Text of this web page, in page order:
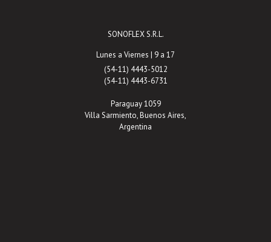
SONOFLEX S.R.L.
Lunes a Viernes | 9 a 17
(54-11) 4443-5012
(54-11) 4443-6731
Paraguay 1059
Villa Sarmiento, Buenos Aires,
Argentina